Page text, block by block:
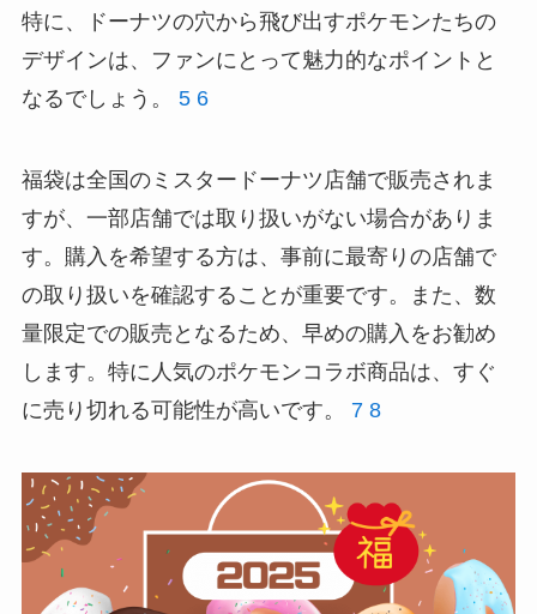
特に、ドーナツの穴から飛び出すポケモンたちの
デザインは、ファンにとって魅力的なポイントと
なるでしょう。 5 6
福袋は全国のミスタードーナツ店舗で販売されま
すが、一部店舗では取り扱いがない場合がありま
す。購入を希望する方は、事前に最寄りの店舗で
の取り扱いを確認することが重要です。また、数
量限定での販売となるため、早めの購入をお勧め
します。特に人気のポケモンコラボ商品は、すぐ
に売り切れる可能性が高いです。 7 8